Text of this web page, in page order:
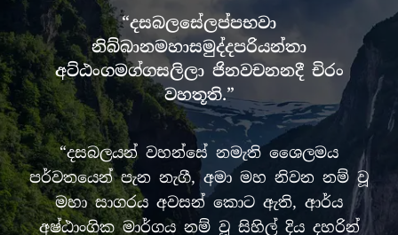
“දසබලසේලප්පභවා
නිබ්බානමහාසමුද්දපරියන්තා
අට්ඨංගමග්ගසලිලා ජිනවචනනදී චිරං
වහතූති.”
“දසබලයන් වහන්සේ නමැති ශෛලමය
පර්වතයෙන් පැන නැගී, අමා මහ නිවන නම් වූ
මහා සාගරය අවසන් කොට ඇති, ආර්ය
අෂ්ඨාංගික මාර්ගය නම් වූ සිහිල් දිය දහරින්